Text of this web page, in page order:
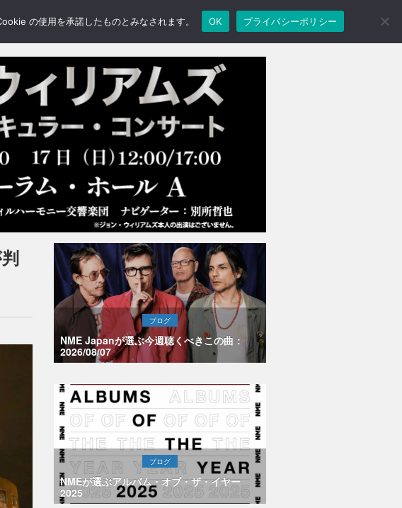
ブログ
NME Japanが選ぶ今週聴くべきこの曲：
2026/08/07
ブログ
NMEが選ぶアルバム・オブ・ザ・イヤー
2025
の使用を承諾したものとみなされます。 OK プライバシーポリシー